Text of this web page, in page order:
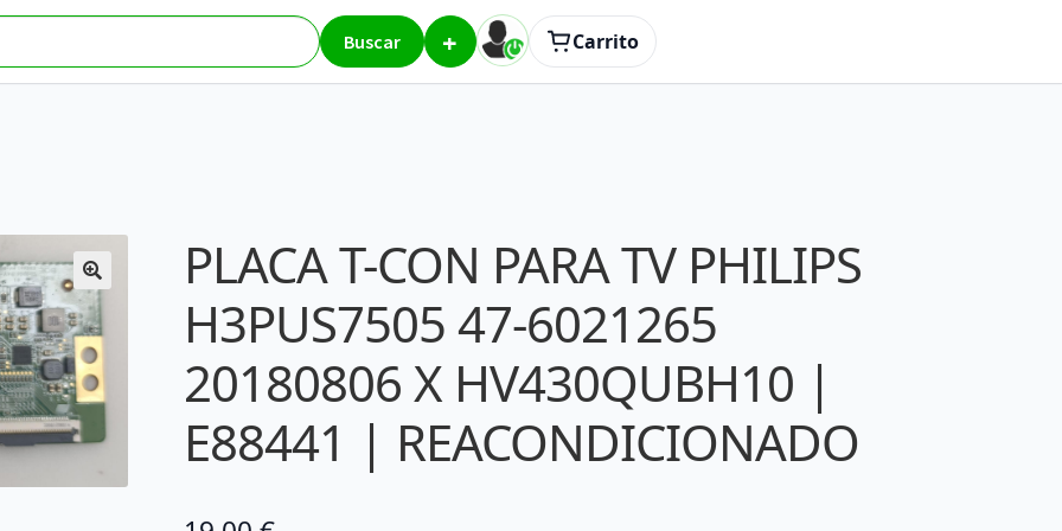
Buscar + Carrito
PHILIPS H3PUS7505 47-6021265 20180806 X HV430QUBH10 | E88441 | REACONDICIONADO
PLACA T-CON PARA TV PHILIPS
H3PUS7505 47-6021265
20180806 X HV430QUBH10 |
E88441 | REACONDICIONADO